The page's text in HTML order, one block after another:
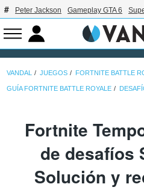
Peter Jackson Gameplay GTA 6
VANDAL JUEGOS FORTNITE BATTLE
GUÍA FORTNITE BATTLE ROYALE
Fortnite
de desafíos
Solución y